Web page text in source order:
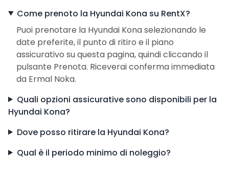
Come prenoto la Hyundai Kona su RentX?
Puoi prenotare la Hyundai Kona selezionando le
date preferite, il punto di ritiro e il piano
assicurativo su questa pagina, quindi cliccando il
pulsante Prenota. Riceverai conferma immediata
da Ermal Noka.
Quali opzioni assicurative sono disponibili per la
Hyundai Kona?
Dove posso ritirare la Hyundai Kona?
Qual è il periodo minimo di noleggio?